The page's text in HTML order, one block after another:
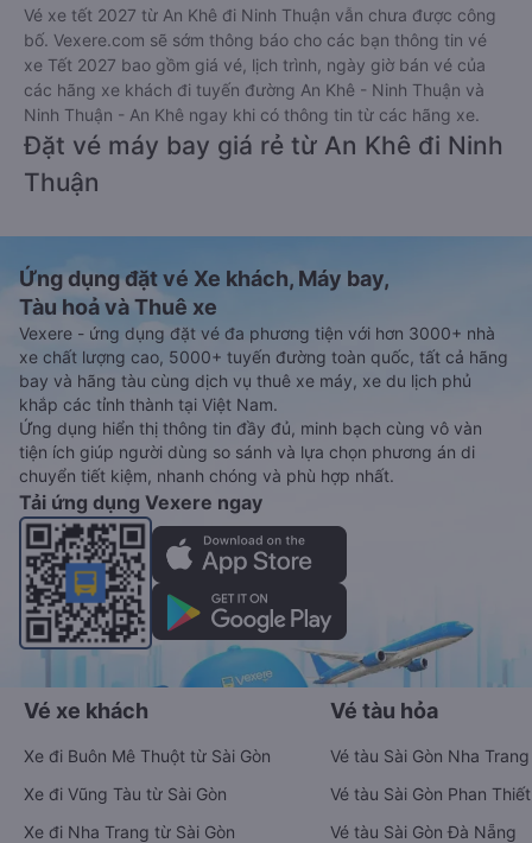
Vé xe tết 2027 từ An Khê đi Ninh Thuận vẫn chưa được công
bố. Vexere.com sẽ sớm thông báo cho các bạn thông tin vé
xe Tết 2027 bao gồm giá vé, lịch trình, ngày giờ bán vé của
các hãng xe khách đi tuyến đường An Khê - Ninh Thuận và
Ninh Thuận - An Khê ngay khi có thông tin từ các hãng xe.
Đặt vé máy bay giá rẻ từ An Khê đi Ninh
Thuận
Ứng dụng đặt vé Xe khách, Máy bay,
Tàu hoả và Thuê xe
Vexere - ứng dụng đặt vé đa phương tiện với hơn 3000+ nhà
xe chất lượng cao, 5000+ tuyến đường toàn quốc, tất cả hãng
bay và hãng tàu cùng dịch vụ thuê xe máy, xe du lịch phủ
khắp các tỉnh thành tại Việt Nam.
Ứng dụng hiển thị thông tin đầy đủ, minh bạch cùng vô vàn
tiện ích giúp người dùng so sánh và lựa chọn phương án di
chuyển tiết kiệm, nhanh chóng và phù hợp nhất.
Tải ứng dụng Vexere ngay
Vé xe khách
Xe đi Buôn Mê Thuột từ Sài Gòn
Xe đi Vũng Tàu từ Sài Gòn
Xe đi Nha Trang từ Sài Gòn
Vé tàu hỏa
Vé tàu Sài Gòn Nha Trang
Vé tàu Sài Gòn Phan Thiết
Vé tàu Sài Gòn Đà Nẵng